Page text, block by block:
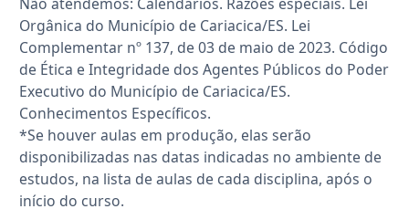
Orgânica do Município de Cariacica/ES. Lei
Complementar nº 137, de 03 de maio de 2023. Código
de Ética e Integridade dos Agentes Públicos do Poder
Executivo do Município de Cariacica/ES.
Conhecimentos Específicos.
*Se houver aulas em produção, elas serão
disponibilizadas nas datas indicadas no ambiente de
estudos, na lista de aulas de cada disciplina, após o
início do curso.